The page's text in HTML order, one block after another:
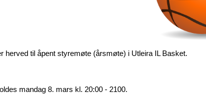
herved til åpent styremøte (årsmøte) i Utleira IL Basket.
mandag 8. mars kl. 20:00 - 2100.